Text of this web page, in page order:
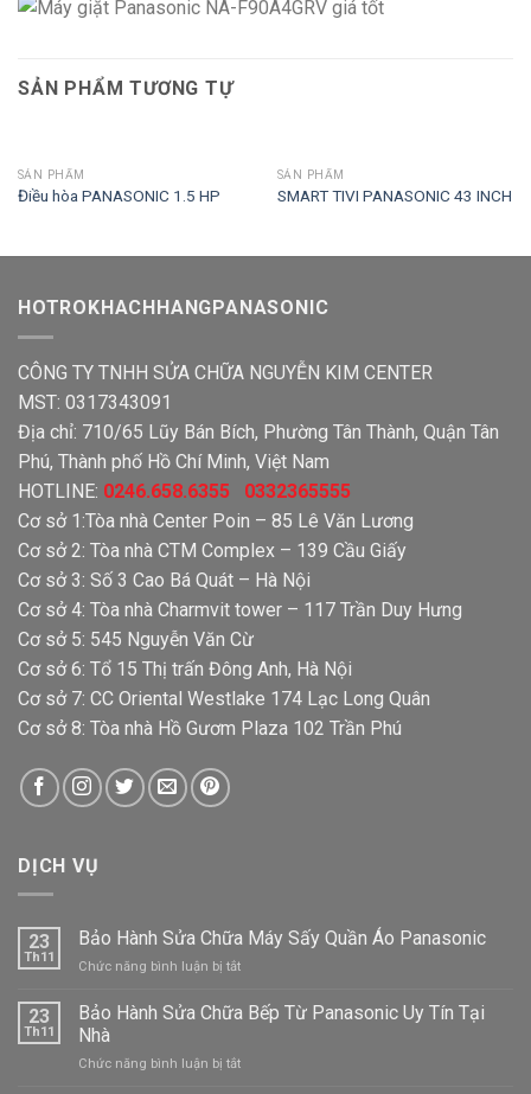
SẢN PHẨM TƯƠNG TỰ
SẢN PHẨM
Điều hòa PANASONIC 1.5 HP
SẢN PHẨM
SMART TIVI PANASONIC 43 INCH
HOTROKHACHHANGPANASONIC
CÔNG TY TNHH SỬA CHỮA NGUYỄN KIM CENTER
MST: 0317343091
Địa chỉ: 710/65 Lũy Bán Bích, Phường Tân Thành, Quận Tân
Phú, Thành phố Hồ Chí Minh, Việt Nam
HOTLINE: 0246.658.6355 0332365555
Cơ sở 1:Tòa nhà Center Poin – 85 Lê Văn Lương
Cơ sở 2: Tòa nhà CTM Complex – 139 Cầu Giấy
Cơ sở 3: Số 3 Cao Bá Quát – Hà Nội
Cơ sở 4: Tòa nhà Charmvit tower – 117 Trần Duy Hưng
Cơ sở 5: 545 Nguyễn Văn Cừ
Cơ sở 6: Tổ 15 Thị trấn Đông Anh, Hà Nội
Cơ sở 7: CC Oriental Westlake 174 Lạc Long Quân
Cơ sở 8: Tòa nhà Hồ Gươm Plaza 102 Trần Phú
DỊCH VỤ
23
Th11
Bảo Hành Sửa Chữa Máy Sấy Quần Áo Panasonic
Chức năng bình luận bị tắtở
Hành
Máy
23
Th11
Bảo Hành Sửa Chữa Bếp Từ Panasonic Uy Tín Tại
Nhà
Chức năng bình luận bị tắtở